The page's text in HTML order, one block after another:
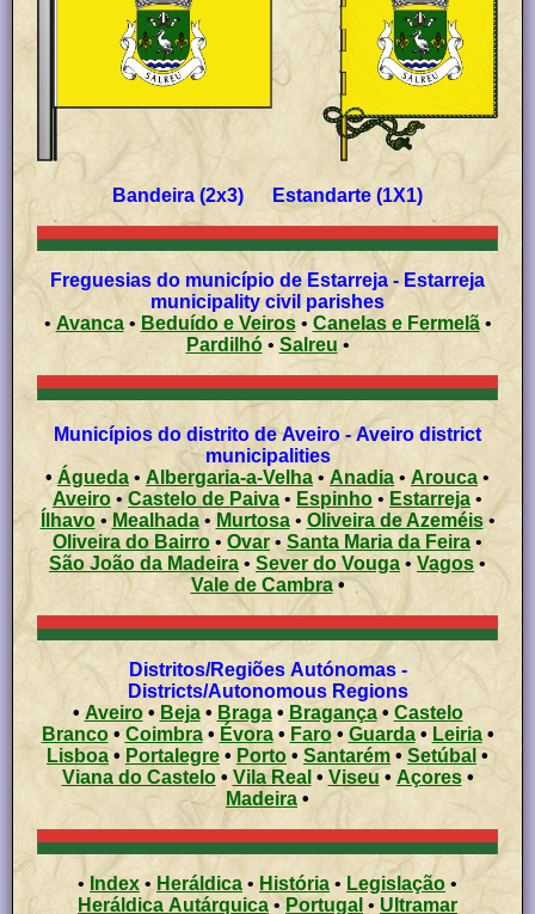
Bandeira (2x3) Estandarte (1X1)
Freguesias do município de Estarreja - Estarreja
municipality civil parishes
• Avanca• Beduído e Veiros• Canelas e Fermelã•
Pardilhó• Salreu •
Municípios do distrito de Aveiro - Aveiro district
municipalities
• Águeda • Albergaria-a-Velha • Anadia • Arouca •
Aveiro •Castelo de Paiva • Espinho • Estarreja •
Ílhavo•Mealhada• Murtosa• Oliveira de Azeméis•
Oliveira do Bairro • Ovar• Santa Maria da Feira •
São João da Madeira • Sever do Vouga •Vagos•
Vale de Cambra •
Distritos/Regiões Autónomas -
Districts/Autonomous Regions
• Aveiro• Beja• Braga• Bragança• Castelo
Branco• Coimbra• Évora• Faro• Guarda• Leiria•
Lisboa•Portalegre • Porto • Santarém • Setúbal •
Viana do Castelo• Vila Real • Viseu • Açores •
Madeira •
• Index • Heráldica • História • Legislação •
Heráldica Autárquica•Portugal • Ultramar